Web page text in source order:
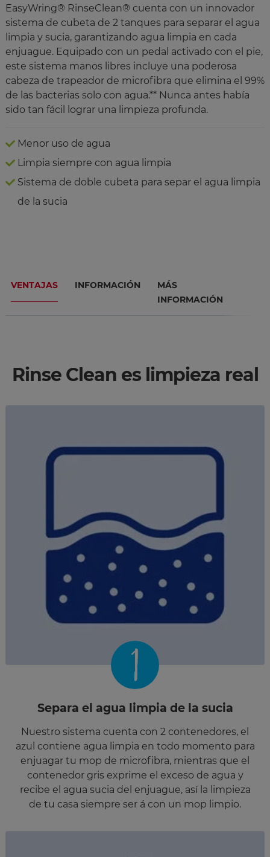
EasyWring® RinseClean® cuenta con un innovador
sistema de cubeta de 2 tanques para separar el agua
limpia y sucia, garantizando agua limpia en cada
enjuague. Equipado con un pedal activado con el pie,
este sistema manos libres incluye una poderosa
cabeza de trapeador de microfibra que elimina el 99%
de las bacterias solo con agua.** Nunca antes había
sido tan fácil lograr una limpieza profunda.
Menor uso de agua
Limpia siempre con agua limpia
Sistema de doble cubeta para separ el agua limpia
de la sucia
VENTAJAS INFORMACIÓN
MÁS
INFORMACIÓN
Rinse Clean es limpieza real
1
Separa el agua limpia de la sucia
Nuestro sistema cuenta con 2 contenedores, el
azul contiene agua limpia en todo momento para
enjuagar tu mop de microfibra, mientras que el
contenedor gris exprime el exceso de agua y
recibe el agua sucia del enjuague, así la limpieza
de tu casa siempre ser á con un mop limpio.